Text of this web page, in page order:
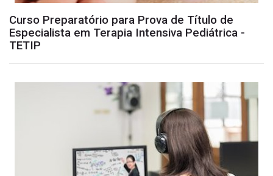
Curso Preparatório para Prova de Título de
Especialista em Terapia Intensiva Pediátrica -
TETIP